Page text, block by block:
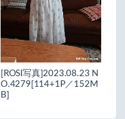
[ROSI写真]2023.08.23 N
O.4279[114+1P／152M
B]